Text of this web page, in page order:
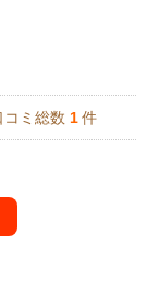
コミ総数 1 件